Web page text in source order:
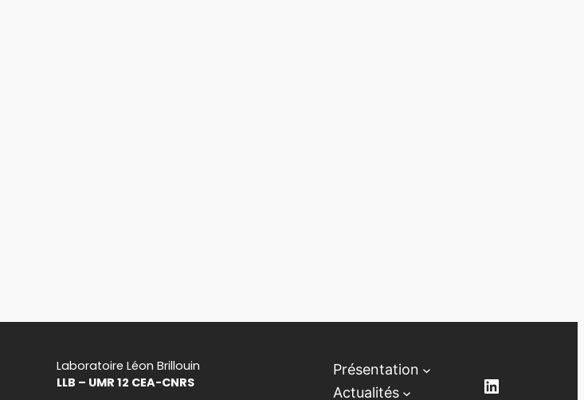
Laboratoire Léon Brillouin
LLB – UMR 12 CEA-CNRS
Présentation
Actualités
LinkedIn